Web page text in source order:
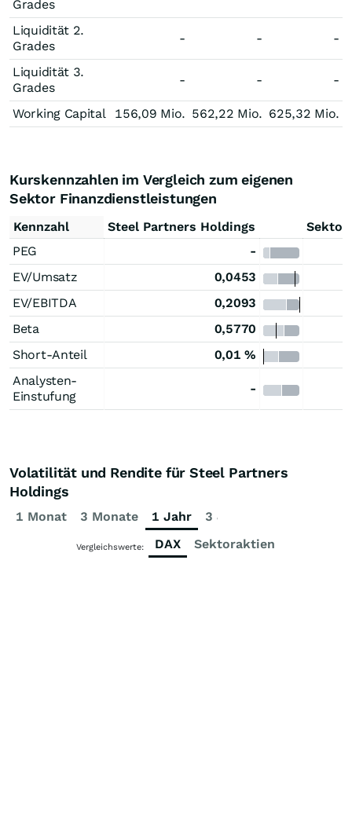
Grades
Liquidität 2.
Grades
- - -
Liquidität 3.
Grades
- - -
Working Capital 156,09 Mio. 562,22 Mio. 625,32 Mio.
Kurskennzahlen im Vergleich zum eigenen
Sektor Finanzdienstleistungen
Kennzahl Steel Partners Holdings
PEG
-
EV/Umsatz
0,0453
EV/EBITDA
0,2093
Beta
0,5770
Short-Anteil
0,01 %
Analysten-
Einstufung
-
Volatilität und Rendite für Steel Partners
Holdings
1 Monat 3 Monate 1 Jahr 3 Jahre
Vergleichswerte: DAX Sektoraktien